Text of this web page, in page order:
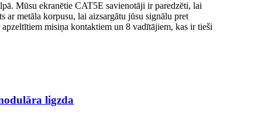
Mūsu ekranētie CAT5E savienotāji ir paredzēti, lai
ar metāla korpusu, lai aizsargātu jūsu signālu pret
misiņa kontaktiem un 8 vadītājiem, kas ir tieši
ligzda